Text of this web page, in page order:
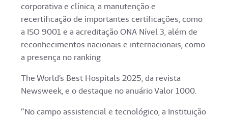
corporativa e clínica, a manutenção e
recertificação de importantes certificações, como
a ISO 9001 e a acreditação ONA Nível 3, além de
reconhecimentos nacionais e internacionais, como
a presença no ranking
The World’s Best Hospitals 2025, da revista
Newsweek, e o destaque no anuário Valor 1000.
“No campo assistencial e tecnológico, a Instituição